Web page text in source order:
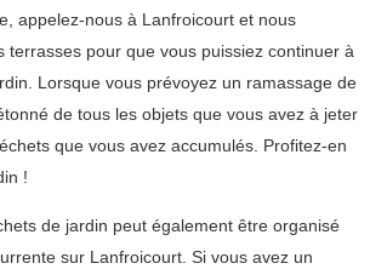
appelez-nous à Lanfroicourt et nous
terrasses pour que vous puissiez continuer à
Lorsque vous prévoyez un ramassage de
de tous les objets que vous avez à jeter
que vous avez accumulés. Profitez-en
!
de jardin peut également être organisé
sur Lanfroicourt. Si vous avez un